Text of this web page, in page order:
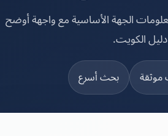
الجهة الأساسية مع واجهة أوضح
بحث أسرع